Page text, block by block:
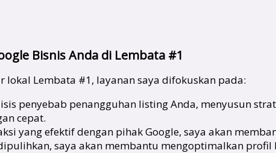
Bisnis Anda di Lembata #1
Lembata #1, layanan saya difokuskan pada:
penyebab penangguhan listing Anda, menyusun
cepat.
yang efektif dengan pihak Google, saya akan
saya akan membantu mengoptimalkan